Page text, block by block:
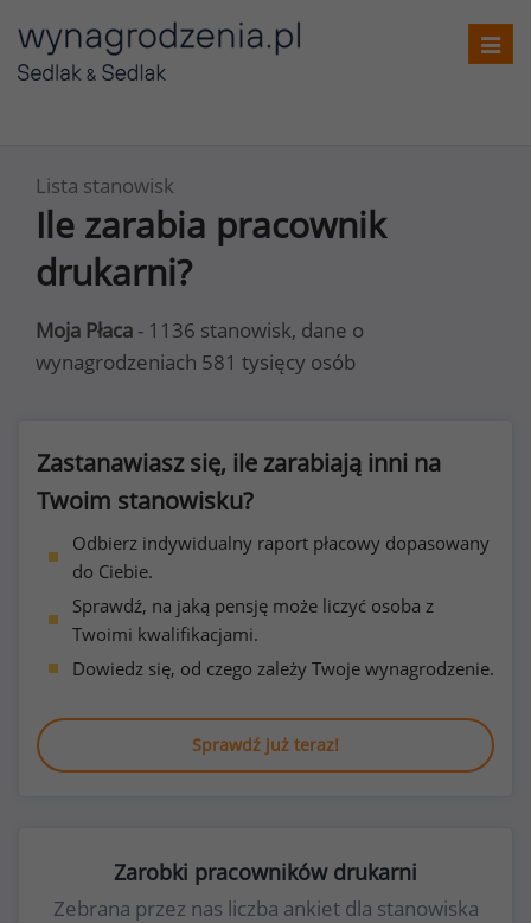
Lista stanowisk
Ile zarabia pracownik
drukarni?
Moja Płaca - 1136 stanowisk, dane o
wynagrodzeniach 581 tysięcy osób
Zastanawiasz się, ile zarabiają inni na
Twoim stanowisku?
Odbierz indywidualny raport płacowy dopasowany
do Ciebie.
Sprawdź, na jaką pensję może liczyć osoba z
Twoimi kwalifikacjami.
Dowiedz się, od czego zależy Twoje wynagrodzenie.
Sprawdź już teraz!
Zarobki pracowników drukarni
Zebrana przez nas liczba ankiet dla stanowiska